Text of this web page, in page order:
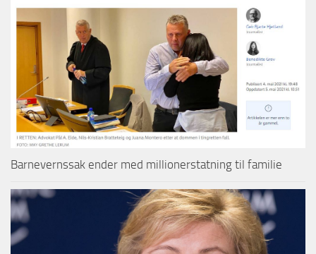
Barnevernssak ender med millionerstatning til familie